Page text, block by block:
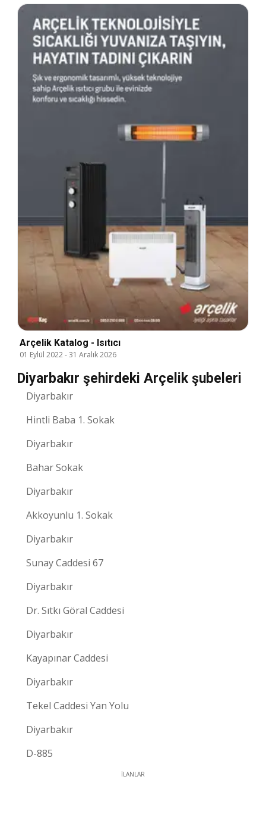
Arçelik Katalog - Isıtıcı
01 Eylül 2022-31 Aralık 2026
Diyarbakır şehirdeki Arçelik şubeleri
Diyarbakır
Hintli Baba 1. Sokak
Diyarbakır
Bahar Sokak
Diyarbakır
Akkoyunlu 1. Sokak
Diyarbakır
Sunay Caddesi 67
Diyarbakır
Dr. Sıtkı Göral Caddesi
Diyarbakır
Kayapınar Caddesi
Diyarbakır
Tekel Caddesi Yan Yolu
Diyarbakır
D-885
İLANLAR